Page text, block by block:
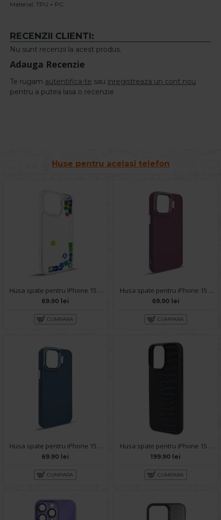
Material: TPU + PC
RECENZII CLIENTI:
Nu sunt recenzii la acest produs.
Adauga Recenzie
Te rugam autentifica-te sau inregistreaza un cont nou
pentru a putea lasa o recenzie
Huse pentru acelasi telefon
Husa spate pentru IPhone 15 Pro Max- Dinamic case
69.90 lei
CUMPARA
Husa spate pentru iPhone 15 Pro Max- Drop case Kickstand Visiniu
69.90 lei
CUMPARA
Husa spate pentru iPhone 15 Pro Max- Drop case Kickstand Albastru
69.90 lei
CUMPARA
Husa spate pentru iPhone 15 Pro Max Mamba Case - Negru
199.90 lei
CUMPARA